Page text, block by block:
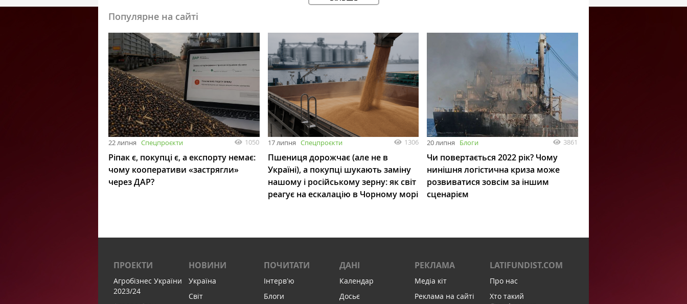
Популярне на сайті
22 липня Спецпроєкти 1050
Ріпак є, покупці є, а експорту немає:
чому кооперативи «застрягли»
через ДАР?
17 липня Спецпроєкти 1306
Пшениця дорожчає (але не в
Україні), а покупці шукають заміну
нашому і російському зерну: як світ
реагує на ескалацію в Чорному морі
20 липня Блоги 3861
Чи повертається 2022 рік? Чому
нинішня логістична криза може
розвиватися зовсім за іншим
сценарієм
ПРОЕКТИ
Агробізнес України
2023/24
НОВИНИ
Україна
Світ
ПОЧИТАТИ
Інтервʼю
Блоги
ДАНІ
Календар
Досьє
РЕКЛАМА
Медіа кіт
Реклама на сайті
LATIFUNDIST.COM
Про нас
Хто такий